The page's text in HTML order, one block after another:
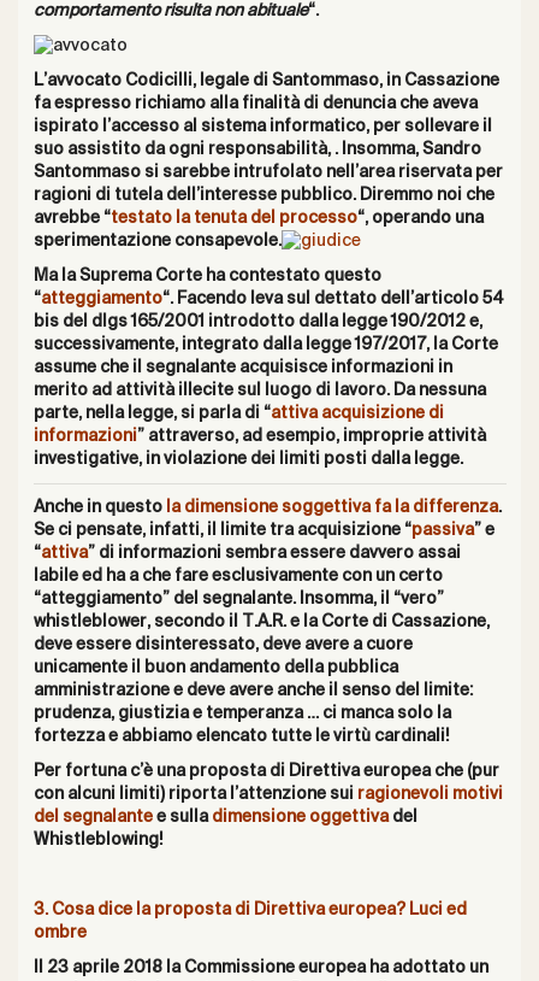
comportamento risulta non abituale“.
L’avvocato Codicilli, legale di Santommaso, in Cassazione
fa espresso richiamo alla finalità di denuncia che aveva
ispirato l’accesso al sistema informatico, per sollevare il
suo assistito da ogni responsabilità, . Insomma, Sandro
Santommaso si sarebbe intrufolato nell’area riservata per
ragioni di tutela dell’interesse pubblico. Diremmo noi che
avrebbe “testato la tenuta del processo“, operando una
sperimentazione consapevole.
Ma la Suprema Corte ha contestato questo
“atteggiamento“.Facendo leva sul dettato dell’articolo 54
bis del dlgs 165/2001 introdotto dalla legge 190/2012 e,
successivamente, integrato dalla legge 197/2017, la Corte
assume che il segnalante acquisisce informazioni in
merito ad attività illecite sul luogo di lavoro. Da nessuna
parte, nella legge, si parla di “attiva acquisizione di
informazioni” attraverso, ad esempio, improprie attività
investigative, in violazione dei limiti posti dalla legge.
Anche in questo la dimensione soggettiva fa la differenza.
Se ci pensate, infatti, il limite tra acquisizione “passiva” e
“attiva” di informazioni sembra essere davvero assai
labile ed ha a che fare esclusivamente con un certo
“atteggiamento” del segnalante. Insomma, il “vero”
whistleblower, secondo il T.A.R. e la Corte di Cassazione,
deve essere disinteressato, deve avere a cuore
unicamente il buon andamento della pubblica
amministrazione e deve avere anche il senso del limite:
prudenza, giustizia e temperanza … ci manca solo la
fortezza e abbiamo elencato tutte le virtù cardinali!
Per fortuna c’è una proposta di Direttiva europea che (pur
con alcuni limiti) riporta l’attenzione sui ragionevoli motivi
del segnalantee sulla d imensione oggettivadel
Whistleblowing!
3. Cosa dice la proposta di Direttiva europea? Luci ed
ombre
Il 23 aprile 2018 la Commissione europea ha adottato un